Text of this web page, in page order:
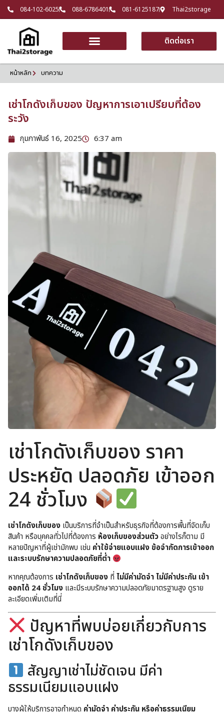
084-102-6025 088-6786401 081-6125187 Thai2storage
ติดต่อเรา
หน้าหลัก บทความ
เช่าโกดังเก็บของ ปัญหาการเอาเปรียบที่ต้อง
ระวัง
กุมภาพันธ์ 16, 2025 6:37 am
เช่าโกดังเก็บของ ราคา
ประหยัด ปลอดภัย เข้าออก
24 ชั่วโมง
เช่าโกดังเก็บของ เป็นบริการที่จำเป็นสำหรับธุรกิจที่ต้องการพื้นที่จัดเก็บ
สินค้า หรือบุคคลทั่วไปที่ต้องการ ห้องเก็บของส่วนตัวอย่างไรก็ตาม มี
หลายปัญหาที่ผู้เช่ามักพบ เช่น ค่าใช้จ่ายแอบแฝง ข้อจำกัดการเข้าออก
และระบบรักษาความปลอดภัยที่ต่ำ
หากคุณต้องการ เช่าโกดังเก็บของ ที่ ไม่มีค่ามัดจำ ไม่มีค่าประกัน เข้า
ออกได้ 24 ชั่วโมง และมีระบบรักษาความปลอดภัยมาตรฐานสูง ดูราย
ละเอียดเพิ่มเติมที่นี่
ปัญหาที่พบบ่อยเกี่ยวกับการ
เช่าโกดังเก็บของ
สัญญาเช่าไม่ชัดเจน มีค่า
ธรรมเนียมแอบแฝง
บางผู้ให้บริการอาจกำหนด ค่ามัดจำ ค่าประกัน หรือค่าธรรมเนียม